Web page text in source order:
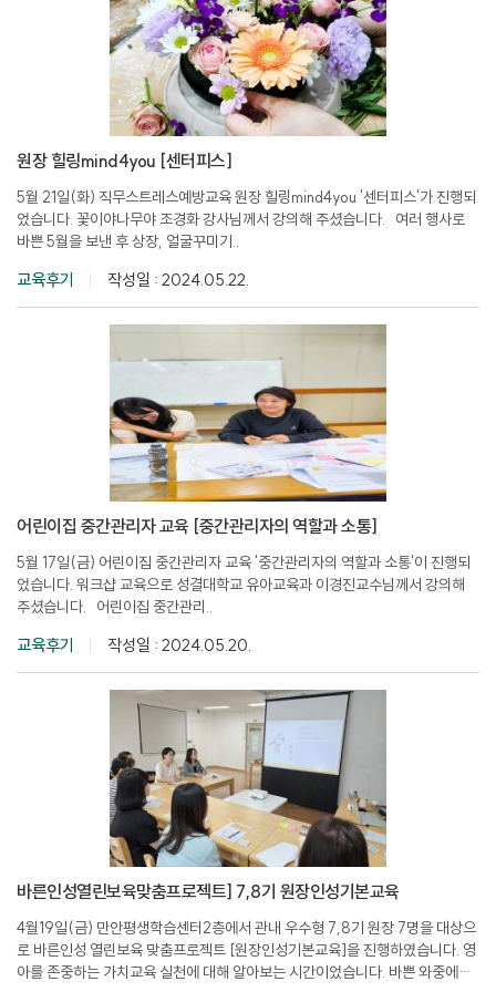
원장 힐링mind4you [센터피스]
5월 21일(화) 직무스트레스예방교육 원장 힐링mind4you '센터피스'가 진행되
었습니다. 꽃이야나무야 조경화 강사님께서 강의해 주셨습니다. 여러 행사로
바쁜 5월을 보낸 후 상장, 얼굴꾸미기..
교육후기 작성일 : 2024.05.22.
어린이집 중간관리자 교육 [중간관리자의 역할과 소통]
5월 17일(금) 어린이집 중간관리자 교육 '중간관리자의 역할과 소통'이 진행되
었습니다. 워크샵 교육으로 성결대학교 유아교육과 이경진교수님께서 강의해
주셨습니다. 어린이집 중간관리..
교육후기 작성일 : 2024.05.20.
바른인성열린보육맞춤프로젝트] 7,8기 원장인성기본교육
4월19일(금) 만안평생학습센터2층에서 관내 우수형 7,8기 원장 7명을 대상으
로 바른인성 열린보육 맞춤프로젝트 [원장인성기본교육]을 진행하였습니다. 영
아를 존중하는 가치교육 실천에 대해 알아보는 시간이었습니다. 바쁜 와중에도